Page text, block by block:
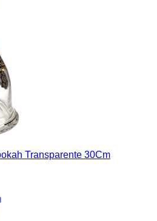
Transparente 30Cm